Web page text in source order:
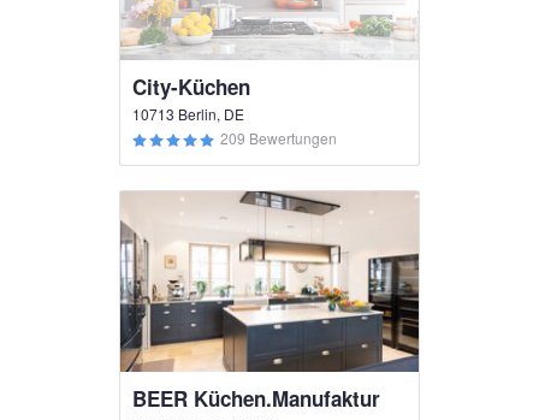
City-Küchen
10713 Berlin, DE
209 Bewertungen
BEER Küchen.Manufaktur